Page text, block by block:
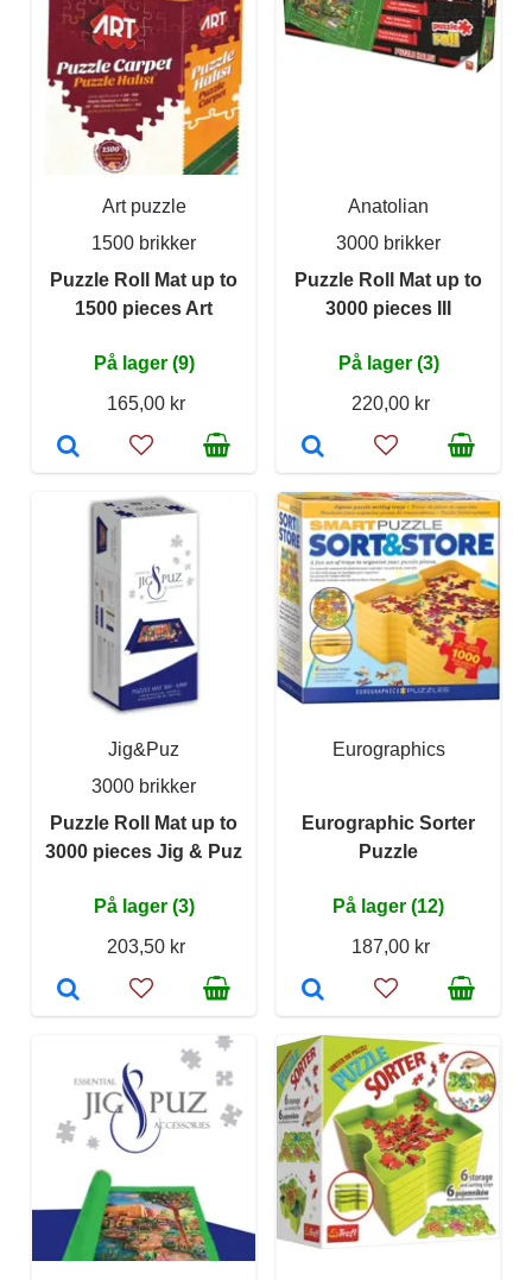
Art puzzle
1500 brikker
Puzzle Roll Mat up to
1500 pieces Art
På lager (9)
165,00 kr
Anatolian
3000 brikker
Puzzle Roll Mat up to
3000 pieces III
På lager (3)
220,00 kr
Jig&Puz
3000 brikker
Puzzle Roll Mat up to
3000 pieces Jig & Puz
På lager (3)
203,50 kr
Eurographics
Eurographic Sorter
Puzzle
På lager (12)
187,00 kr